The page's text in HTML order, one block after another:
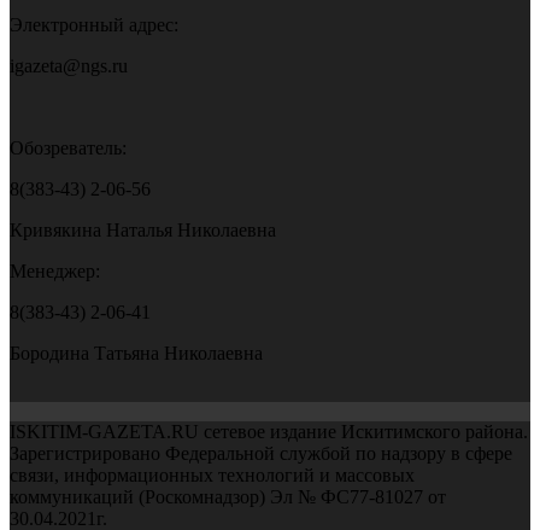
Электронный адрес:
igazeta@ngs.ru
Обозреватель:
8(383-43) 2-06-56
Кривякина Наталья Николаевна
Менеджер:
8(383-43) 2-06-41
Бородина Татьяна Николаевна
ISKITIM-GAZETA.RU сетевое издание Искитимского района.
Зарегистрировано Федеральной службой по надзору в сфере
связи, информационных технологий и массовых
коммуникаций (Роскомнадзор) Эл № ФС77-81027 от
30.04.2021г.